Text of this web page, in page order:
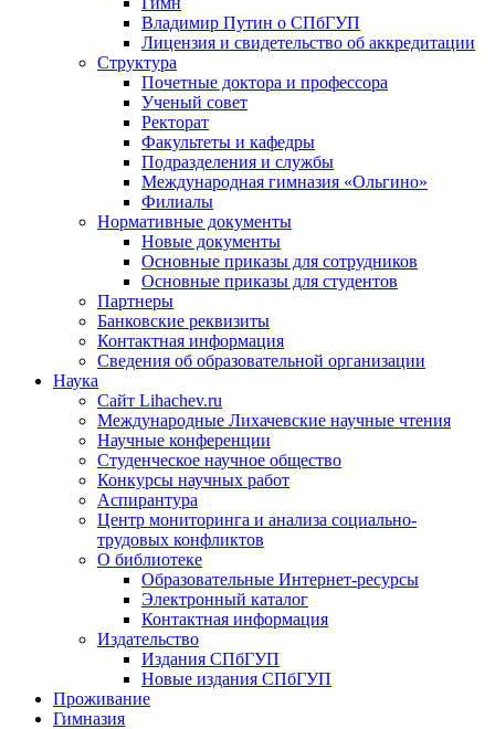
Владимир Путин о СПбГУП
Лицензия и свидетельство об аккредитации
Структура
Почетные доктора и профессора
Ученый совет
Ректорат
Факультеты и кафедры
Подразделения и службы
Международная гимназия «Ольгино»
Филиалы
Нормативные документы
Новые документы
Основные приказы для сотрудников
Основные приказы для студентов
Партнеры
Банковские реквизиты
Контактная информация
Сведения об образовательной организации
Наука
Сайт Lihachev.ru
Международные Лихачевские научные чтения
Научные конференции
Студенческое научное общество
Конкурсы научных работ
Аспирантура
Центр мониторинга и анализа социально-
трудовых конфликтов
О библиотеке
Образовательные Интернет-ресурсы
Электронный каталог
Контактная информация
Издательство
Издания СПбГУП
Новые издания СПбГУП
Проживание
Гимназия